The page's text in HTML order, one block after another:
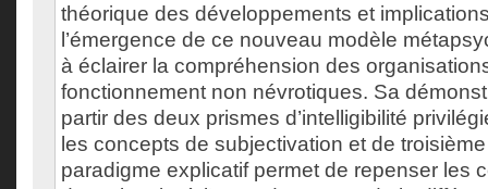
théorique des développements et
l’émergence de ce nouveau modèle
à éclairer la compréhension des
fonctionnement non névrotiques. Sa
partir des deux prismes d’intelligibilité
les concepts de subjectivation et de
paradigme explicatif permet de repenser les